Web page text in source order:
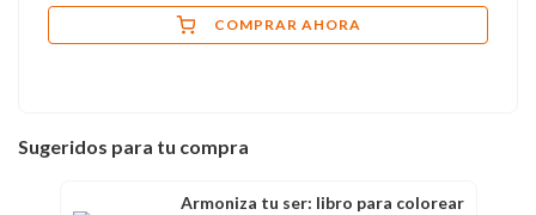
COMPRAR AHORA
Sugeridos para tu compra
Armoniza tu ser: libro para colorear